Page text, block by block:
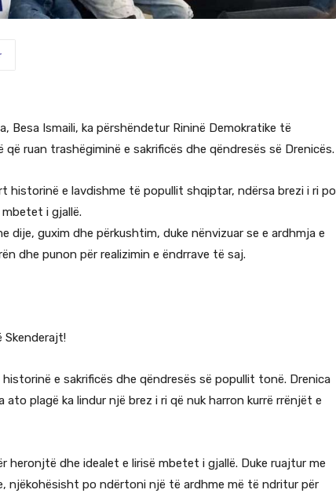
Besa Ismaili, ka përshëndetur Rininë Demokratike të
ruan trashëgiminë e sakrificës dhe qëndresës së Drenicës.
historinë e lavdishme të popullit shqiptar, ndërsa brezi i ri po
i gjallë.
dije, guxim dhe përkushtim, duke nënvizuar se e ardhmja e
dhe punon për realizimin e ëndrrave të saj.
Skenderajt!
e sakrificës dhe qëndresës së popullit tonë. Drenica
plagë ka lindur një brez i ri që nuk harron kurrë rrënjët e
dhe idealet e lirisë mbetet i gjallë. Duke ruajtur me
njëkohësisht po ndërtoni një të ardhme më të ndritur për